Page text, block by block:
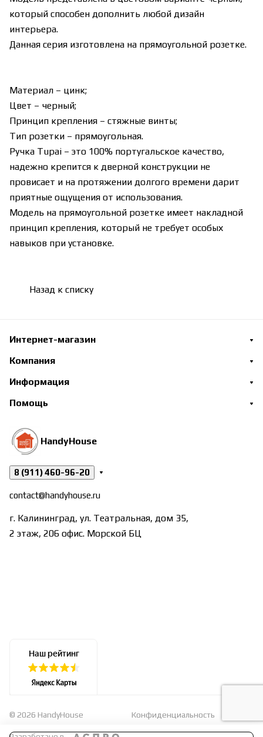
который способен дополнить любой дизайн
интерьера.
Данная серия изготовлена на прямоугольной розетке.
Материал – цинк;
Цвет – черный;
Принцип крепления – стяжные винты;
Тип розетки – прямоугольная.
Ручка Tupai – это 100% португальское качество,
надежно крепится к дверной конструкции не
провисает и на протяжении долгого времени дарит
приятные ощущения от использования.
Модель на прямоугольной розетке имеет накладной
принцип крепления, который не требует особых
навыков при установке.
Назад к списку
Интернет-магазин
Компания
Информация
Помощь
HandyHouse
8 (911) 460-96-20
contact@handyhouse.ru
г. Калининград, ул. Театральная, дом 35,
2 этаж, 206 офис. Морской БЦ
© 2026 HandyHouse Конфиденциальность